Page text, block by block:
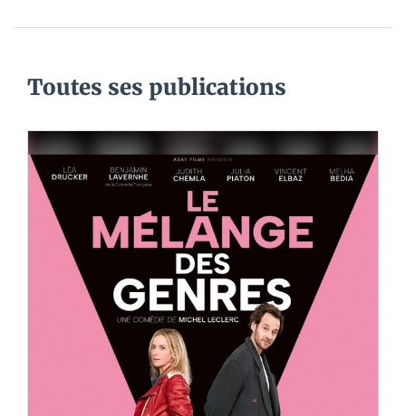
Toutes ses publications